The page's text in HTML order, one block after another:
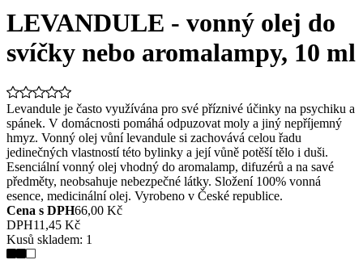
LEVANDULE - vonný olej do
svíčky nebo aromalampy, 10 ml
Levandule je často využívána pro své příznivé účinky na psychiku a
spánek. V domácnosti pomáhá odpuzovat moly a jiný nepříjemný
hmyz. Vonný olej vůní levandule si zachovává celou řadu
jedinečných vlastností této bylinky a její vůně potěší tělo i duši.
Esenciální vonný olej vhodný do aromalamp, difuzérů a na savé
předměty, neobsahuje nebezpečné látky. Složení 100% vonná
esence, medicinální olej. Vyrobeno v České republice.
Cena s DPH66,00 Kč
DPH11,45 Kč
Kusů skladem: 1